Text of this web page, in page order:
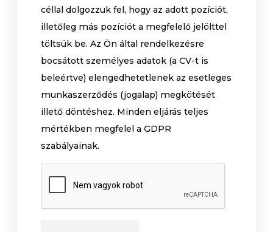
céllal dolgozzuk fel, hogy az adott pozíciót,
illetőleg más pozíciót a megfelelő jelölttel
töltsük be. Az Ön által rendelkezésre
bocsátott személyes adatok (a CV-t is
beleértve) elengedhetetlenek az esetleges
munkaszerződés (jogalap) megkötését
illető döntéshez. Minden eljárás teljes
mértékben megfelel a GDPR
szabályainak.